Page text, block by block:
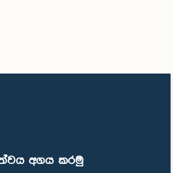
අගය කරමු